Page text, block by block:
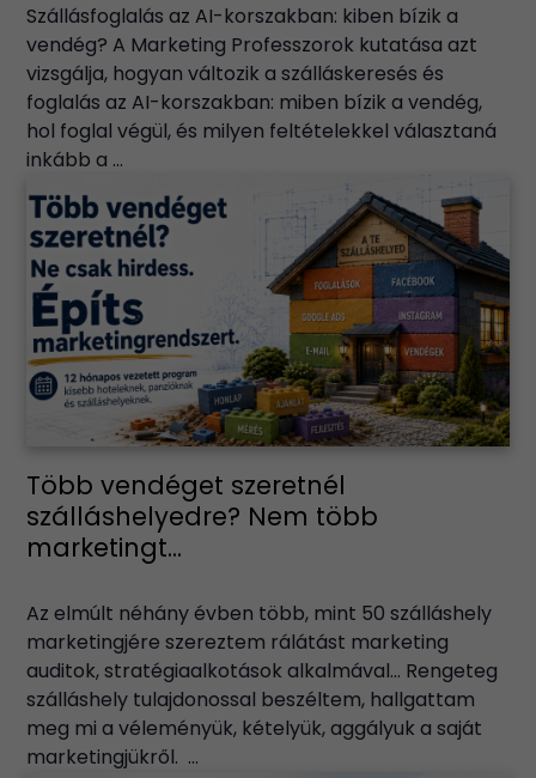
Szállásfoglalás az AI-korszakban: kiben bízik a
vendég? A Marketing Professzorok kutatása azt
vizsgálja, hogyan változik a szálláskeresés és
foglalás az AI-korszakban: miben bízik a vendég,
hol foglal végül, és milyen feltételekkel választaná
inkább a ...
Több vendéget szeretnél
szálláshelyedre? Nem több
marketingt...
Az elmúlt néhány évben több, mint 50 szálláshely
marketingjére szereztem rálátást marketing
auditok, stratégiaalkotások alkalmával… Rengeteg
szálláshely tulajdonossal beszéltem, hallgattam
meg mi a véleményük, kételyük, aggályuk a saját
marketingjükről. ...